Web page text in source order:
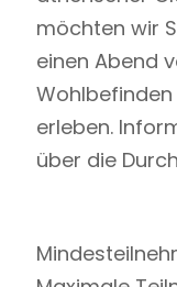
möchten wir
einen Abend
erleben.
über die